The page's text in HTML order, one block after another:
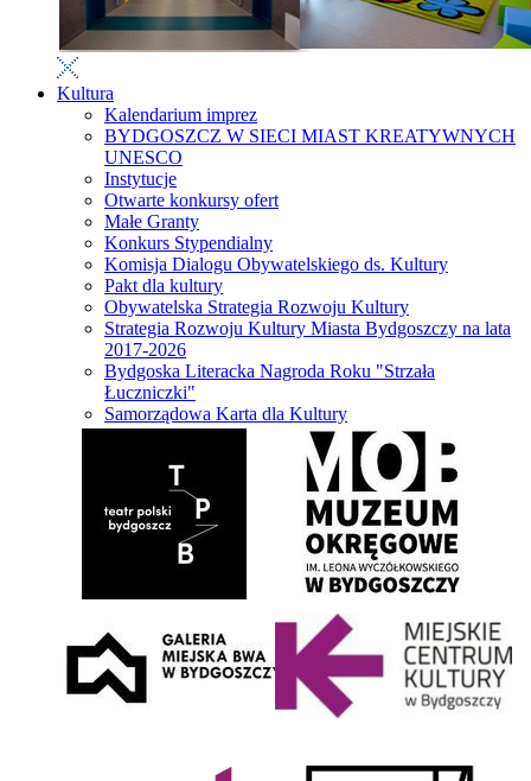
Kultura
Kalendarium imprez
BYDGOSZCZ W SIECI MIAST KREATYWNYCH
UNESCO
Instytucje
Otwarte konkursy ofert
Małe Granty
Konkurs Stypendialny
Komisja Dialogu Obywatelskiego ds. Kultury
Pakt dla kultury
Obywatelska Strategia Rozwoju Kultury
Strategia Rozwoju Kultury Miasta Bydgoszczy na lata
2017-2026
Bydgoska Literacka Nagroda Roku "Strzała
Łuczniczki"
Samorządowa Karta dla Kultury